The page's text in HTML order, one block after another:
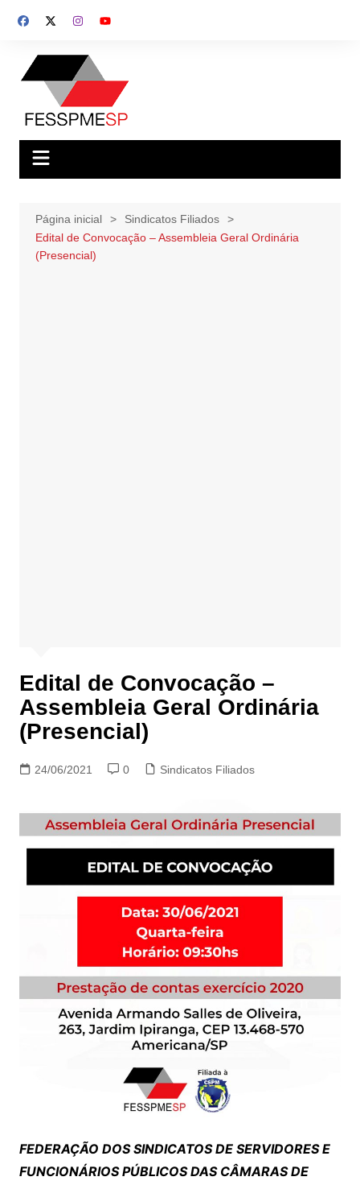
para
conteúdo
Página inicial
Sindicatos Filiados
Edital de Convocação – Assembleia Geral Ordinária
(Presencial)
Edital de Convocação –
Assembleia Geral Ordinária
(Presencial)
24/06/2021 0 Sindicatos Filiados
FEDERAÇÃO DOS SINDICATOS DE SERVIDORES E
FUNCIONÁRIOS PÚBLICOS DAS CÂMARAS DE